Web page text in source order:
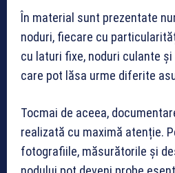
În material sunt prezentate
noduri, fiecare cu
cu laturi fixe, noduri culante
care pot lăsa urme diferite
Tocmai de aceea,
realizată cu maximă atenție.
fotografiile, măsurătorile și